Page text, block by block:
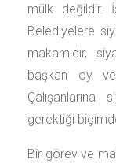
mülk değildir.
Belediyelere
makamıdır,
başkan oy
gerektiği
Bir görev ve